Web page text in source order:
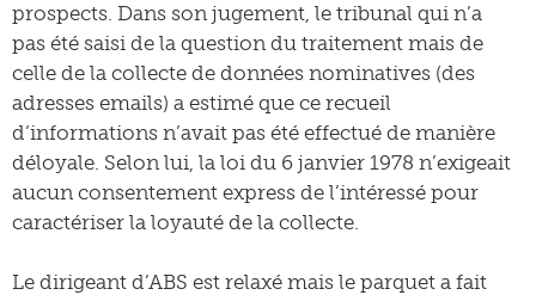
prospects. Dans son jugement, le tribunal qui n’a
pas été saisi de la question du traitement mais de
celle de la collecte de données nominatives (des
adresses emails) a estimé que ce recueil
d’informations n’avait pas été effectué de manière
déloyale. Selon lui, la loi du 6 janvier 1978 n’exigeait
aucun consentement express de l’intéressé pour
caractériser la loyauté de la collecte.
Le dirigeant d’ABS est relaxé mais le parquet a fait